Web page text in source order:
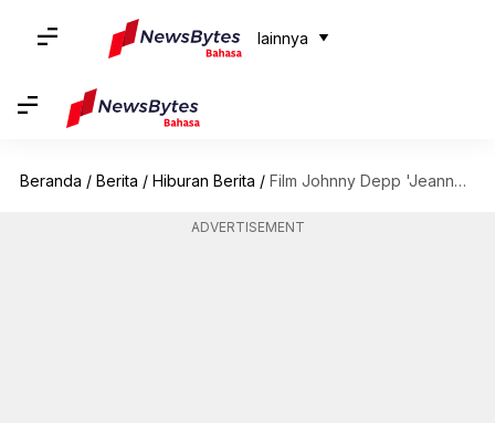
lainnya
Beranda / Berita / Hiburan Berita / Film Johnny Depp 'Jeanne du Barry' di Cannes: Semua yang perlu diketahui
ADVERTISEMENT